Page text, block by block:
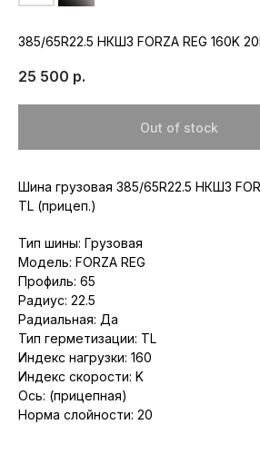
385/65R22.5 НКШЗ FORZA REG 160K
25 500 р.
Out of stock
Шина грузовая 385/65R22.5 НКШЗ
TL (прицеп.)
Тип шины: Грузовая
Модель: FORZA REG
Профиль: 65
Радиус: 22.5
Радиальная: Да
Тип герметизации: TL
Индекс нагрузки: 160
Индекс скорости: K
Ось: (прицепная)
Норма слойности: 20
Контакты
Полезно знать
Оплата и доставка
Обмен и возврат
Республика Мордовия, с. Лямбирь,
ул. Октябрьская, д. 107А
Пн-Пт: с 8:30 до 17:30
Сб-Вс: с 8:30 до 16:00
+7 (937) 510-11-04
+7 (927) 979-00-19